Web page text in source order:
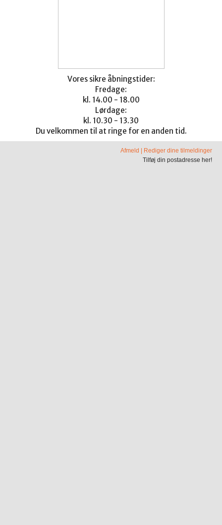
Vores sikre åbningstider:
Fredage:
kl. 14.00 - 18.00
Lørdage:
kl. 10.30 - 13.30
Du velkommen til at ringe for en anden tid.
Afmeld
Rediger dine tilmeldinger
Tilføj din postadresse her!